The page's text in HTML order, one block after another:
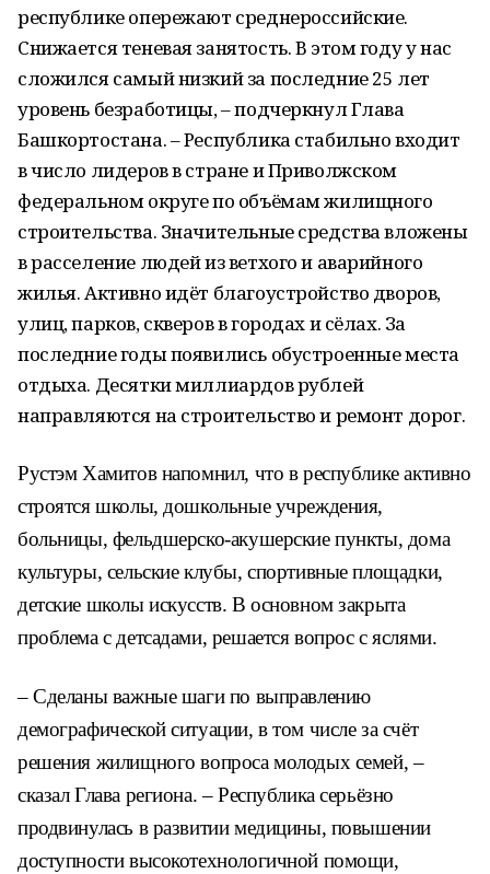
республике опережают среднероссийские.
Снижается теневая занятость. В этом году у нас
сложился самый низкий за последние 25 лет
уровень безработицы, – подчеркнул Глава
Башкортостана. – Республика стабильно входит
в число лидеров в стране и Приволжском
федеральном округе по объёмам жилищного
строительства. Значительные средства вложены
в расселение людей из ветхого и аварийного
жилья. Активно идёт благоустройство дворов,
улиц, парков, скверов в городах и сёлах. За
последние годы появились обустроенные места
отдыха. Десятки миллиардов рублей
направляются на строительство и ремонт дорог.
Рустэм Хамитов напомнил, что в республике активно
строятся школы, дошкольные учреждения,
больницы, фельдшерско-акушерские пункты, дома
культуры, сельские клубы, спортивные площадки,
детские школы искусств. В основном закрыта
проблема с детсадами, решается вопрос с яслями.
– Сделаны важные шаги по выправлению
демографической ситуации, в том числе за счёт
решения жилищного вопроса молодых семей, –
сказал Глава региона. – Республика серьёзно
продвинулась в развитии медицины, повышении
доступности высокотехнологичной помощи,